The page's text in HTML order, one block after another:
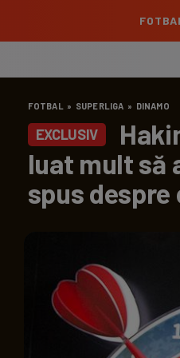
FOTBAL » SUPERLIGA » DINAMO
EXCLUSIV
luat mult să
spus despre